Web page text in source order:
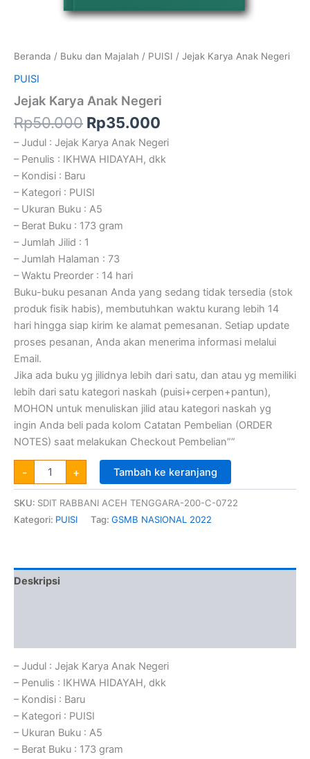
Beranda / Buku dan Majalah / PUISI / Jejak Karya Anak Negeri
PUISI
Jejak Karya Anak Negeri
Rp50.000 Rp35.000
– Judul : Jejak Karya Anak Negeri
– Penulis : IKHWA HIDAYAH, dkk
– Kondisi : Baru
– Kategori : PUISI
– Ukuran Buku : A5
– Berat Buku : 173 gram
– Jumlah Jilid : 1
– Jumlah Halaman : 73
– Waktu Preorder : 14 hari
Buku-buku pesanan Anda yang sedang tidak tersedia (stok
produk fisik habis), membutuhkan waktu kurang lebih 14
hari hingga siap kirim ke alamat pemesanan. Setiap update
proses pesanan, Anda akan menerima informasi melalui
Email.
Jika ada buku yg jilidnya lebih dari satu, dan atau yg memiliki
lebih dari satu kategori naskah (puisi+cerpen+pantun),
MOHON untuk menuliskan jilid atau kategori naskah yg
ingin Anda beli pada kolom Catatan Pembelian (ORDER
NOTES) saat melakukan Checkout Pembelian””
- + Tambah ke keranjang
SKU: SDIT RABBANI ACEH TENGGARA-200-C-0722
Kategori: PUISI Tag: GSMB NASIONAL 2022
Deskripsi
– Judul : Jejak Karya Anak Negeri
– Penulis : IKHWA HIDAYAH, dkk
– Kondisi : Baru
– Kategori : PUISI
– Ukuran Buku : A5
– Berat Buku : 173 gram